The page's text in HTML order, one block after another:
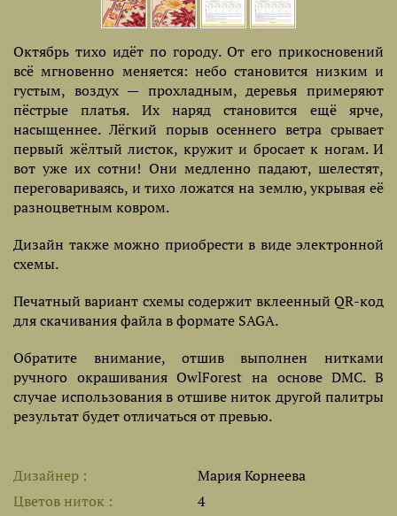
Октябрь тихо идёт по городу. От его прикосновений
всё мгновенно меняется: небо становится низким и
густым, воздух — прохладным, деревья примеряют
пёстрые платья. Их наряд становится ещё ярче,
насыщеннее. Лёгкий порыв осеннего ветра срывает
первый жёлтый листок, кружит и бросает к ногам. И
вот уже их сотни! Они медленно падают, шелестят,
переговариваясь, и тихо ложатся на землю, укрывая её
разноцветным ковром.
Дизайн также можно приобрести в виде электронной
схемы.
Печатный вариант схемы содержит вклеенный QR-код
для скачивания файла в формате SAGA.
Обратите внимание, отшив выполнен нитками
ручного окрашивания OwlForest на основе DMC. В
случае использования в отшиве ниток другой палитры
результат будет отличаться от превью.
Дизайнер
Мария Корнеева
Цветов ниток
4